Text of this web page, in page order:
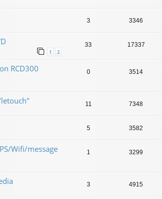
3 3346
1 2
33 17337
RCD300
0 3514
11 7348
5 3582
Wifi/message
1 3299
3 4915